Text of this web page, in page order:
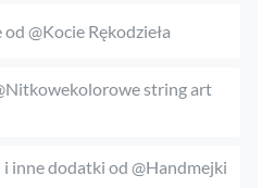
@Kocie Rękodzieła
string art
i inne dodatki od @Handmejki